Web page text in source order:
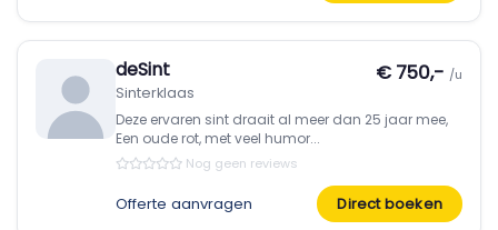
deSint
Sinterklaas
€ 750,- /u
Deze ervaren sint draait al meer dan 25 jaar mee,
Een oude rot, met veel humor...
Nog geen reviews
Offerte aanvragen Direct boeken